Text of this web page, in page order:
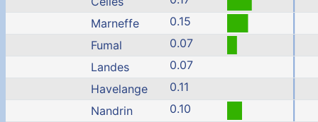
Marneffe
0.15
Fumal
0.07
Landes
0.07
Havelange
0.11
Nandrin
0.10